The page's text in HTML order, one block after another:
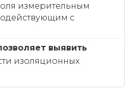
измерительным
с
изоляционных